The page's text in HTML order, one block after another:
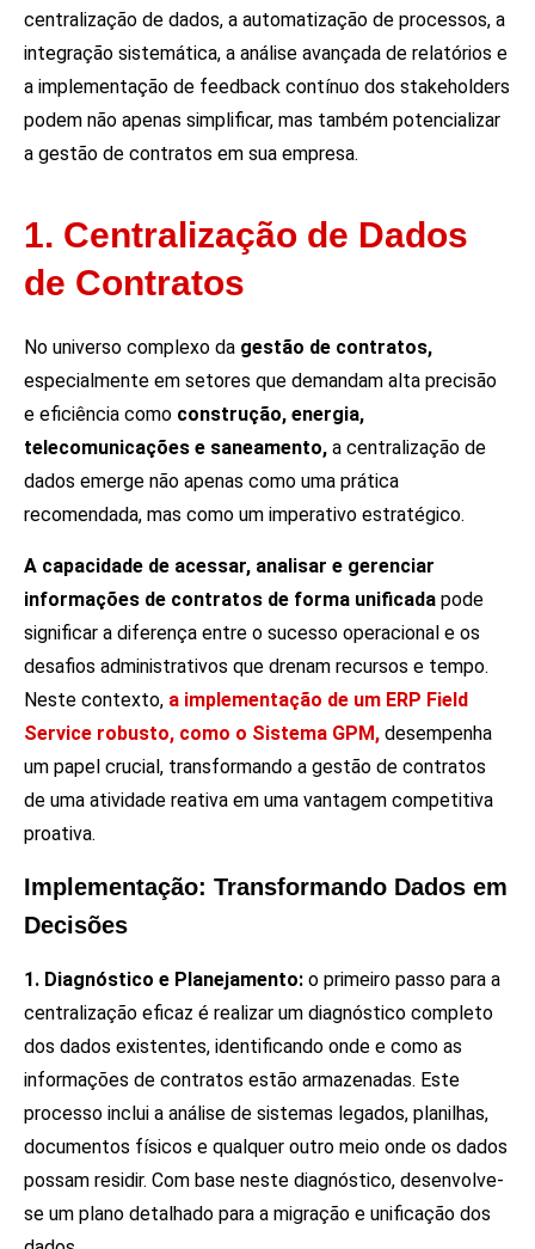
centralização de dados, a automatização de processos, a
integração sistemática, a análise avançada de relatórios e
a implementação de feedback contínuo dos stakeholders
podem não apenas simplificar, mas também potencializar
a gestão de contratos em sua empresa.
1. Centralização de Dados
de Contratos
No universo complexo da gestão de contratos,
especialmente em setores que demandam alta precisão
e eficiência como construção, energia,
telecomunicações e saneamento, a centralização de
dados emerge não apenas como uma prática
recomendada, mas como um imperativo estratégico.
A capacidade de acessar, analisar e gerenciar
informações de contratos de forma unificada pode
significar a diferença entre o sucesso operacional e os
desafios administrativos que drenam recursos e tempo.
Neste contexto, a implementação de um ERP Field
Service robusto, como o Sistema GPM, desempenha
um papel crucial, transformando a gestão de contratos
de uma atividade reativa em uma vantagem competitiva
proativa.
Implementação: Transformando Dados em
Decisões
1. Diagnóstico e Planejamento: o primeiro passo para a
centralização eficaz é realizar um diagnóstico completo
dos dados existentes, identificando onde e como as
informações de contratos estão armazenadas. Este
processo inclui a análise de sistemas legados, planilhas,
documentos físicos e qualquer outro meio onde os dados
possam residir. Com base neste diagnóstico, desenvolve-
se um plano detalhado para a migração e unificação dos